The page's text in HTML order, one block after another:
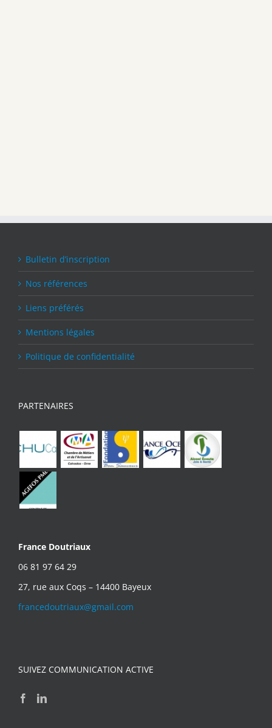
Bulletin d’inscription
Nos références
Liens préférés
Mentions légales
Politique de confidentialité
PARTENAIRES
France Doutriaux
06 81 97 64 29
27, rue aux Coqs – 14400 Bayeux
francedoutriaux@gmail.com
SUIVEZ COMMUNICATION ACTIVE